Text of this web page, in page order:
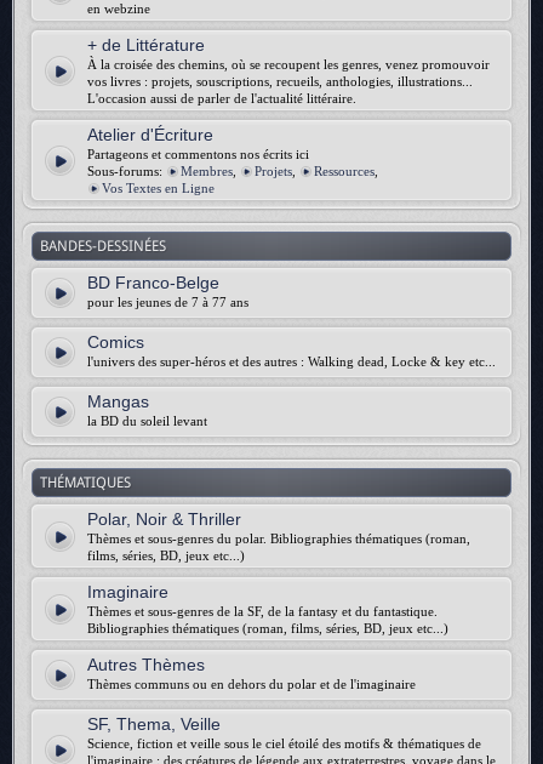
en webzine
+ de Littérature
À la croisée des chemins, où se recoupent les genres, venez promouvoir
vos livres : projets, souscriptions, recueils, anthologies, illustrations...
L'occasion aussi de parler de l'actualité littéraire.
Atelier d'Écriture
Partageons et commentons nos écrits ici
Sous-forums:
Membres Projets Ressources
Vos Textes en Ligne
BANDES-DESSINÉES
BD Franco-Belge
pour les jeunes de 7 à 77 ans
Comics
l'univers des super-héros et des autres : Walking dead, Locke & key etc...
Mangas
la BD du soleil levant
THÉMATIQUES
Polar, Noir & Thriller
Thèmes et sous-genres du polar. Bibliographies thématiques (roman,
films, séries, BD, jeux etc...)
Imaginaire
Thèmes et sous-genres de la SF, de la fantasy et du fantastique.
Bibliographies thématiques (roman, films, séries, BD, jeux etc...)
Autres Thèmes
Thèmes communs ou en dehors du polar et de l'imaginaire
SF, Thema, Veille
Science, fiction et veille sous le ciel étoilé des motifs & thématiques de
l'imaginaire : des créatures de légende aux extraterrestres, voyage dans le